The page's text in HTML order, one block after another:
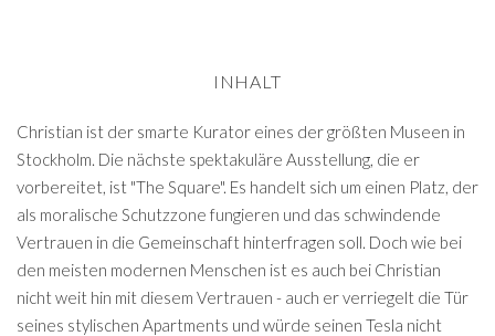
INHALT
Christian ist der smarte Kurator eines der größten Museen in
Stockholm. Die nächste spektakuläre Ausstellung, die er
vorbereitet, ist "The Square". Es handelt sich um einen Platz, der
als moralische Schutzzone fungieren und das schwindende
Vertrauen in die Gemeinschaft hinterfragen soll. Doch wie bei
den meisten modernen Menschen ist es auch bei Christian
nicht weit hin mit diesem Vertrauen - auch er verriegelt die Tür
seines stylischen Apartments und würde seinen Tesla nicht